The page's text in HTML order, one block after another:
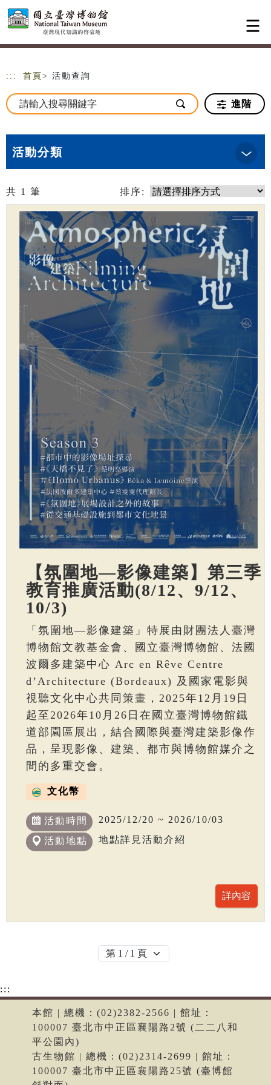
跳到主要內容
網站導覽
::: 首頁 > 活動查詢
進階
活動分類
共 1 筆 排序:
【氛圍地—影像建築】第三季
教育推廣活動(8/12、9/12、
10/3)
「氛圍地—影像建築」特展由財團法人臺灣
博物館文教基金會、國立臺灣博物館、法國
波爾多建築中心 Arc en Rêve Centre
d’Architecture (Bordeaux) 及國家電影與
視聽文化中心共同策畫，2025年12月19日
起至2026年10月26日在國立臺灣博物館鐵
道部園區展出，結合國際與臺灣建築影像作
品，呈現影像、建築、都市與博物館媒介之
間的多重交會。
文化幣
活動時間 2025/12/20 ~ 2026/10/03
活動地點 地點詳見活動介紹
:::
本館 | 總機：(02)2382-2566 | 館址：
100007 臺北市中正區襄陽路2號 (二二八和
平公園內)
古生物館 | 總機：(02)2314-2699 | 館址：
100007 臺北市中正區襄陽路25號 (臺博館